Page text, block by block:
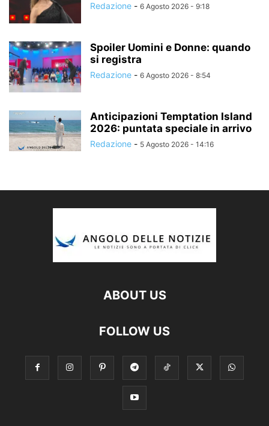
Redazione - 6 Agosto 2026 - 9:18
Spoiler Uomini e Donne: quando
si registra
Redazione - 6 Agosto 2026 - 8:54
Anticipazioni Temptation Island
2026: puntata speciale in arrivo
Redazione - 5 Agosto 2026 - 14:16
ABOUT US
FOLLOW US